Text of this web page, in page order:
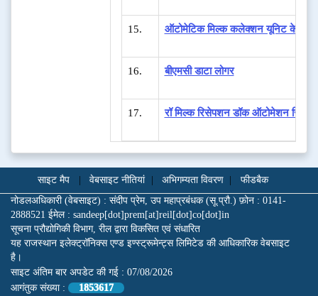
15. ऑटोमेटिक मिल्क कलेक्शन यूनिट के
16. बीएमसी डाटा लोगर
17. रॉ मिल्क रिसेपशन डॉक ऑटोमेशन सिस्टम
साइट मैप वेबसाइट नीतियां अभिगम्यता विवरण
फीडबैक
नोडलअधिकारी (वेबसाइट) : संदीप प्रेम, उप महाप्रबंधक (सू.प्रौ.) फ़ोन : 0141-
2888521 ईमेल : sandeep[dot]prem[at]reil[dot]co[dot]in
सूचना प्रौद्योगिकी विभाग, रील द्वारा विकसित एवं संधारित
यह राजस्थान इलेक्ट्रॉनिक्स एण्ड इण्स्ट्रूमेन्ट्स लिमिटेड की आधिकारिक वेबसाइट
है।
साइट अंतिम बार अपडेट की गई : 07/08/2026
आगंतुक संख्या :
1853617